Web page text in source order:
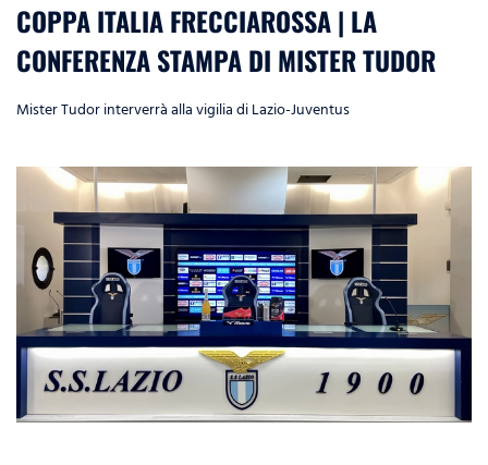
COPPA ITALIA FRECCIAROSSA | LA
CONFERENZA STAMPA DI MISTER TUDOR
Mister Tudor interverrà alla vigilia di Lazio-Juventus